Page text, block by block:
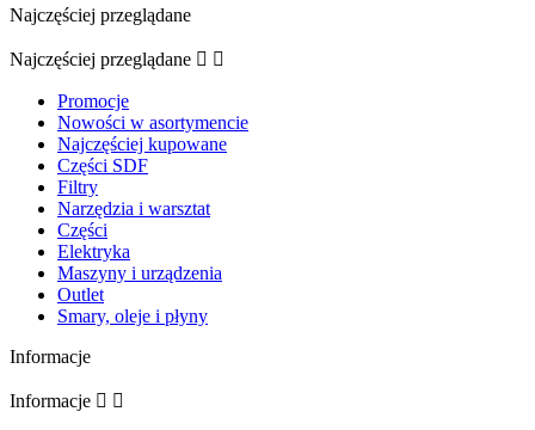
Najczęściej przeglądane
Najczęściej przeglądane  
Promocje
Nowości w asortymencie
Najczęściej kupowane
Części SDF
Filtry
Narzędzia i warsztat
Części
Elektryka
Maszyny i urządzenia
Outlet
Smary, oleje i płyny
Informacje
Informacje  